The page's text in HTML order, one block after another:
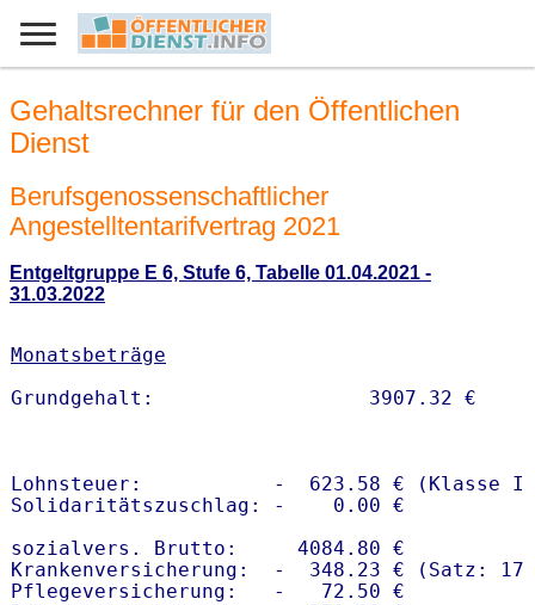
Gehaltsrechner für den Öffentlichen
Dienst
Berufsgenossenschaftlicher
Angestelltentarifvertrag 2021
Entgeltgruppe E 6, Stufe 6, Tabelle 01.04.2021 -
31.03.2022
Monatsbeträge
Lohnsteuer:           -  623.58 € (Klasse I)
Solidaritätszuschlag: -    0.00 €
sozialvers. Brutto:     4084.80 €
Krankenversicherung:  -  348.23 € (Satz:
Pflegeversicherung:   -   72.50 €